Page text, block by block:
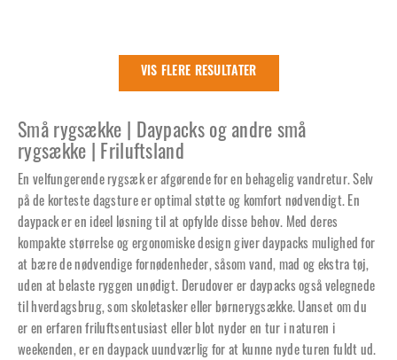
VIS FLERE RESULTATER
Små rygsække | Daypacks og andre små
rygsække | Friluftsland
En velfungerende rygsæk er afgørende for en behagelig vandretur. Selv
på de korteste dagsture er optimal støtte og komfort nødvendigt. En
daypack er en ideel løsning til at opfylde disse behov. Med deres
kompakte størrelse og ergonomiske design giver daypacks mulighed for
at bære de nødvendige fornødenheder, såsom vand, mad og ekstra tøj,
uden at belaste ryggen unødigt. Derudover er daypacks også velegnede
til hverdagsbrug, som skoletasker eller børnerygsække. Uanset om du
er en erfaren friluftsentusiast eller blot nyder en tur i naturen i
weekenden, er en daypack uundværlig for at kunne nyde turen fuldt ud.